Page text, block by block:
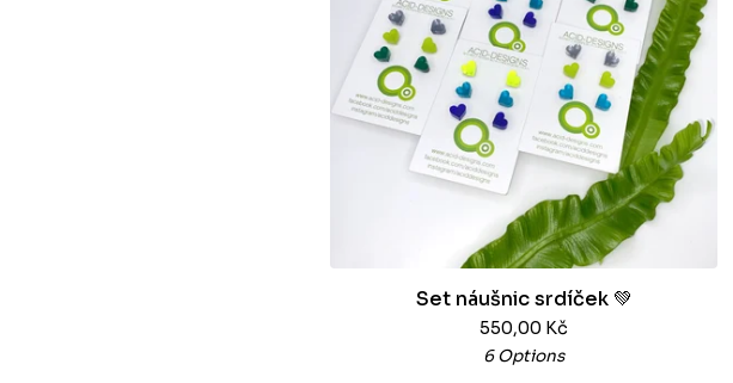
Set náušnic srdíček 💚
550,00 Kč
6 Options